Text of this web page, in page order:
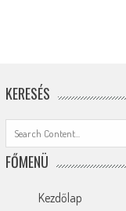
KERESÉS
FŐMENÜ
Kezdőlap